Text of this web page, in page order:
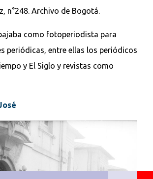
n°248. Archivo de Bogotá.
como fotoperiodista para
periódicas, entre ellas los periódicos
y El Siglo y revistas como